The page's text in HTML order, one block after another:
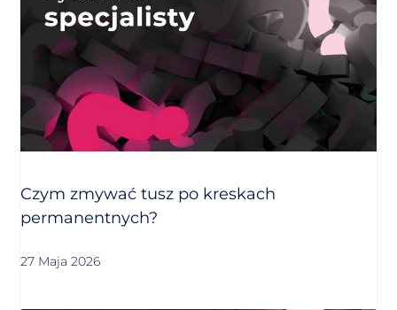
Czym zmywać tusz po kreskach
permanentnych?
27 Maja 2026